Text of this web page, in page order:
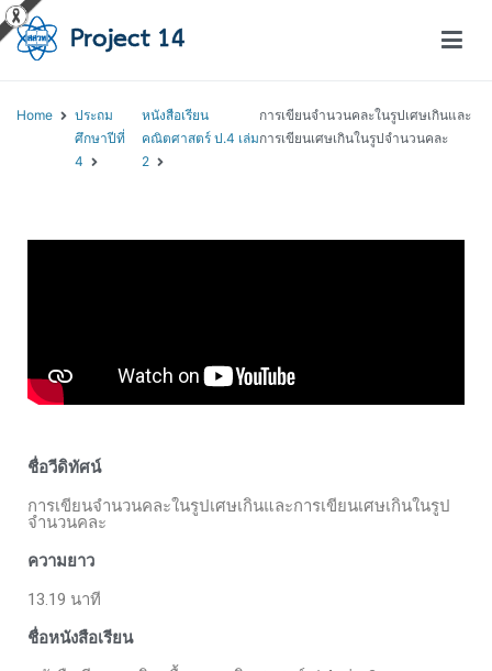
Home
ประถม
ศึกษาปีที่
4
หนังสือเรียน
คณิตศาสตร์ ป.4 เล่ม
2
การเขียนจำนวนคละในรูปเศษเกินและ
การเขียนเศษเกินในรูปจำนวนคละ
ชื่อวีดิทัศน์
การเขียนจำนวนคละในรูปเศษเกินและการเขียนเศษเกินในรูป
จำนวนคละ
ความยาว
13.19 นาที
ชื่อหนังสือเรียน